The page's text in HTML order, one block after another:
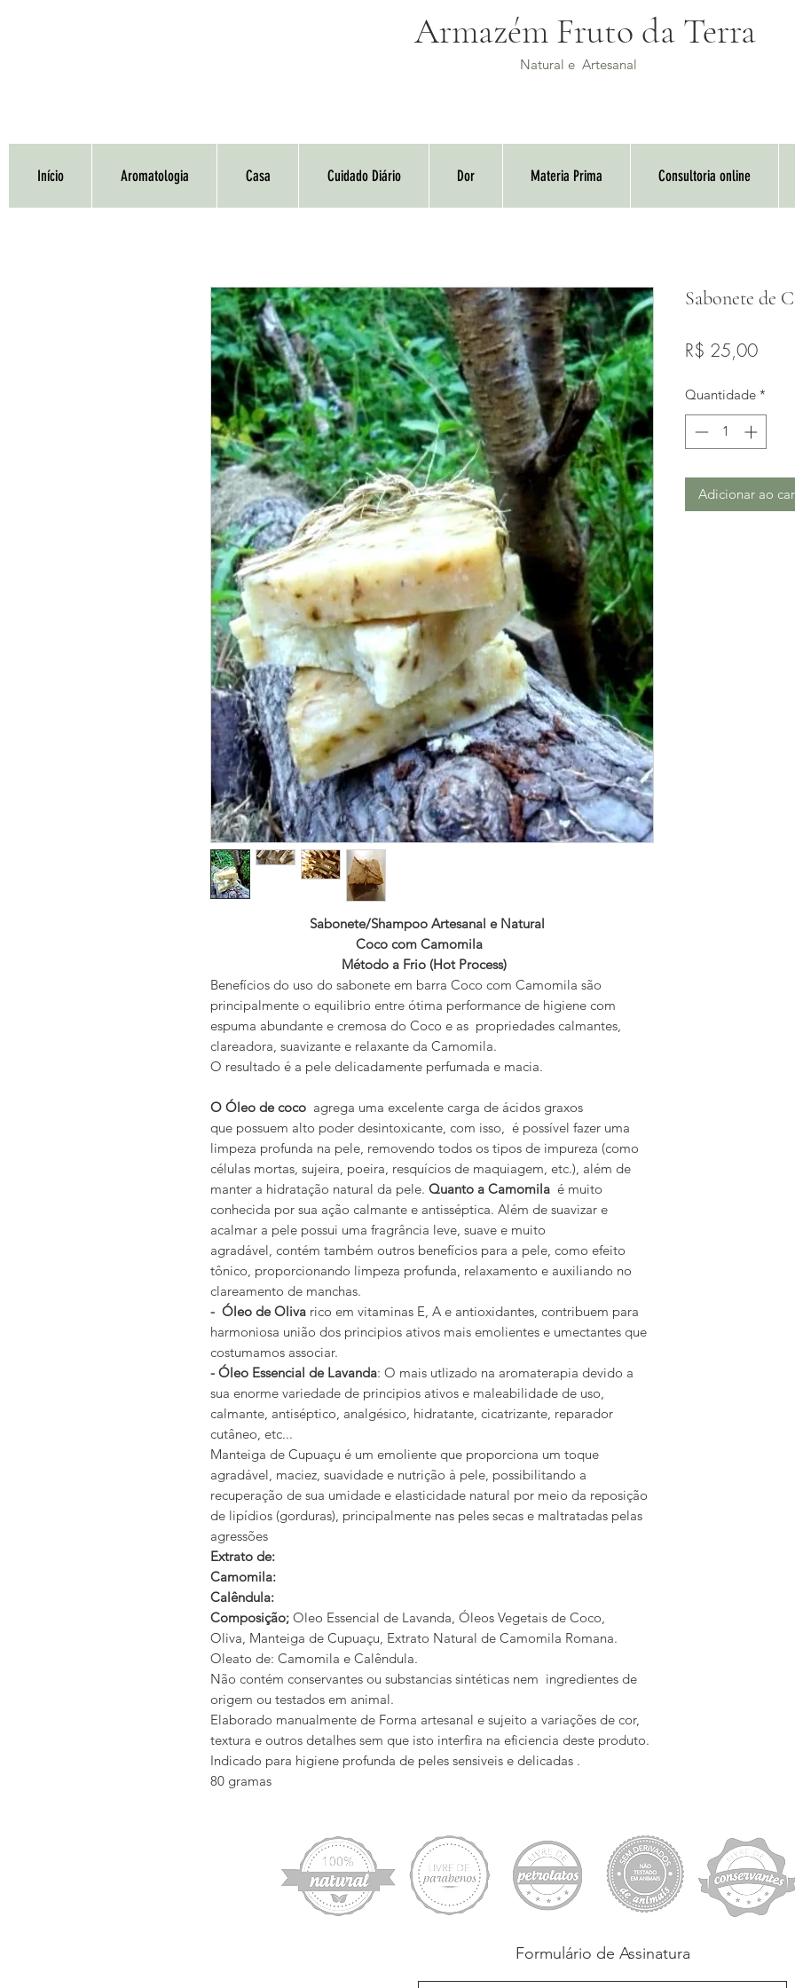
Armazém Fruto da Terra
Natural e Artesanal
Início Aromatologia Casa Cuidado Diário Dor Materia Prima Consultoria online
Sabonete/Shampoo Artesanal e Natural
Coco com Camomila
Método a Frio (Hot Process)
Benefícios do uso do sabonete em barra Coco com Camomila são
principalmente o equilibrio entre ótima performance de higiene com
espuma abundante e cremosa do Coco e as propriedades calmantes,
clareadora, suavizante e relaxante da Camomila.
O resultado é a pele delicadamente perfumada e macia.
O Óleo de coco agrega uma excelente carga de ácidos graxos
que possuem alto poder desintoxicante, com isso, é possível fazer uma
limpeza profunda na pele, removendo todos os tipos de impureza (como
células mortas, sujeira, poeira, resquícios de maquiagem, etc.), além de
manter a hidratação natural da pele. Quanto a Camomila é muito
conhecida por sua ação calmante e antisséptica. Além de suavizar e
acalmar a pele possui uma fragrância leve, suave e muito
agradável, contém também outros benefícios para a pele, como efeito
tônico, proporcionando limpeza profunda, relaxamento e auxiliando no
clareamento de manchas.
- Óleo de Oliva rico em vitaminas E, A e antioxidantes, contribuem para
harmoniosa união dos principios ativos mais emolientes e umectantes que
costumamos associar.
- Óleo Essencial de Lavanda: O mais utlizado na aromaterapia devido a
sua enorme variedade de principios ativos e maleabilidade de uso,
calmante, antiséptico, analgésico, hidratante, cicatrizante, reparador
cutâneo, etc...
Manteiga de Cupuaçu é um emoliente que proporciona um toque
agradável, maciez, suavidade e nutrição à pele, possibilitando a
recuperação de sua umidade e elasticidade natural por meio da reposição
de lipídios (gorduras), principalmente nas peles secas e maltratadas pelas
agressões
Extrato de:
Camomila:
Calêndula:
Composição; Oleo Essencial de Lavanda, Óleos Vegetais de Coco,
Oliva, Manteiga de Cupuaçu, Extrato Natural de Camomila Romana.
Oleato de: Camomila e Calêndula.
Não contém conservantes ou substancias sintéticas nem ingredientes de
origem ou testados em animal.
Elaborado manualmente de Forma artesanal e sujeito a variações de cor,
textura e outros detalhes sem que isto interfira na eficiencia deste produto.
Indicado para higiene profunda de peles sensiveis e delicadas .
80 gramas
Sabonete de
R$ 25,00Preço
Quantidade *
Adicionar ao
Formulário de Assinatura